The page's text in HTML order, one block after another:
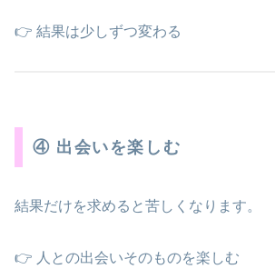
👉 結果は少しずつ変わる
④ 出会いを楽しむ
結果だけを求めると苦しくなります。
👉 人との出会いそのものを楽しむ